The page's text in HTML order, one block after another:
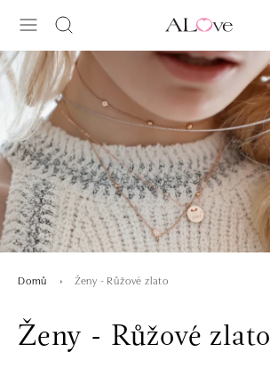
Domů Ženy - Růžové zlato
Ženy - Růžové zlato